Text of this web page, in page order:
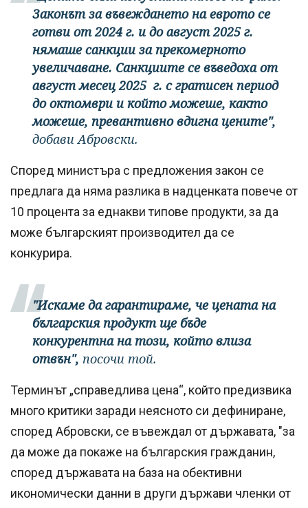
Законът за въвеждането на еврото се
готви от 2024 г. и до август 2025 г.
нямаше санкции за прекомерното
увеличаване. Санкциите се въведоха от
август месец 2025 г. с гратисен период
до октомври и който можеше, както
можеше, превантивно вдигна цените",
добави Абровски.
Според министъра с предложения закон се
предлага да няма разлика в надценката повече от
10 процента за еднакви типове продукти, за да
може българският производител да се
конкурира.
"Искаме да гарантираме, че цената на
българския продукт ще бъде
конкурентна на този, който влиза
отвън", посочи той.
Терминът „справедлива цена“, който предизвика
много критики заради неясното си дефиниране,
според Абровски, се въвеждал от държавата, "за
да може да покаже на българския гражданин,
според държавата на база на обективни
икономически данни в други държави членки от